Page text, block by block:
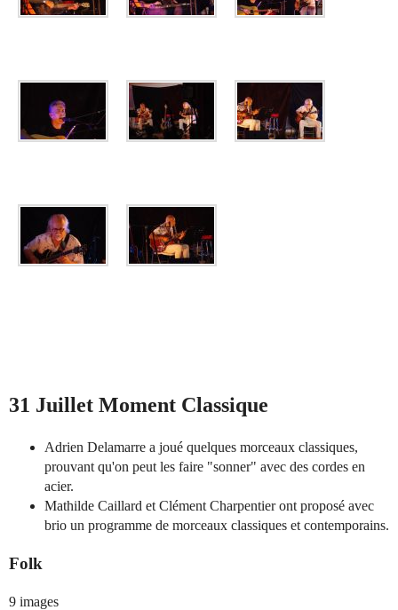
31 Juillet Moment Classique
Adrien Delamarre a joué quelques morceaux classiques,
prouvant qu'on peut les faire "sonner" avec des cordes en
acier.
Mathilde Caillard et Clément Charpentier ont proposé avec
brio un programme de morceaux classiques et contemporains.
Folk
9 images